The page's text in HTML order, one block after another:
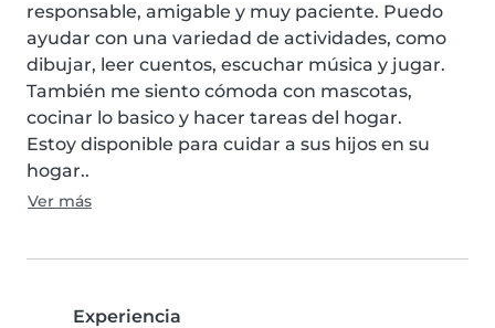
responsable, amigable y muy paciente. Puedo
ayudar con una variedad de actividades, como
dibujar, leer cuentos, escuchar música y jugar.
También me siento cómoda con mascotas,
cocinar lo basico y hacer tareas del hogar.
Estoy disponible para cuidar a sus hijos en su
hogar..
Ver más
Experiencia